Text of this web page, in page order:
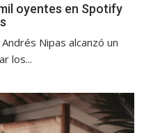
oyentes en Spotify
Nipas alcanzó un
los...